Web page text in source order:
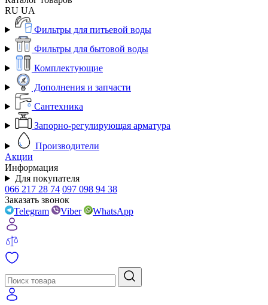
RU UA
Фильтры для питьевой воды
Фильтры для бытовой воды
Комплектующие
Дополнения и запчасти
Сантехника
Запорно-регулирующая арматура
Производители
Акции
Информация
Для покупателя
066 217 28 74 097 098 94 38
Заказать звонок
Telegram
Viber WhatsApp